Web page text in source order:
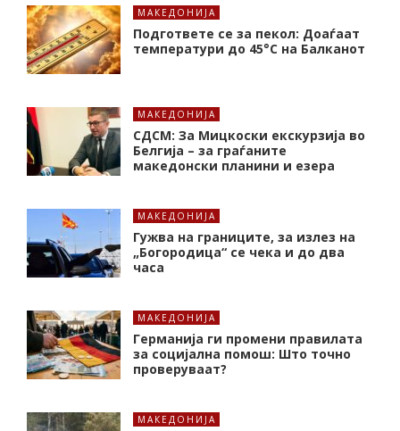
МАКЕДОНИЈА
Подгответе се за пекол: Доаѓаат
температури до 45°C на Балканот
МАКЕДОНИЈА
СДСМ: За Мицкоски екскурзија во
Белгија – за граѓаните
македонски планини и езера
МАКЕДОНИЈА
Гужва на границите, за излез на
„Богородица“ се чека и до два
часа
МАКЕДОНИЈА
Германија ги промени правилата
за социјална помош: Што точно
проверуваат?
МАКЕДОНИЈА